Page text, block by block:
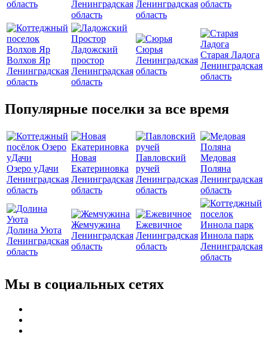
область
Ленинградская
область
Ленинградская
область
область
Волхов Яр
Ленинградская
область
Ладожский
простор
Ленинградская
область
Сюрья
Ленинградская
область
Старая Ладога
Ленинградская
область
Популярные поселки за все время
Озеро уДачи
Ленинградская
область
Новая
Екатериновка
Ленинградская
область
Павловский
ручей
Ленинградская
область
Медовая
Поляна
Ленинградская
область
Долина Уюта
Ленинградская
область
Жемчужина
Ленинградская
область
Ежевичное
Ленинградская
область
Иннола парк
Ленинградская
область
Мы в социальных сетях